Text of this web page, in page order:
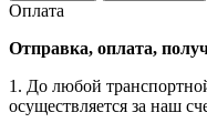
Оплата
Отправка, оплата,
1. До любой
осуществляется за наш